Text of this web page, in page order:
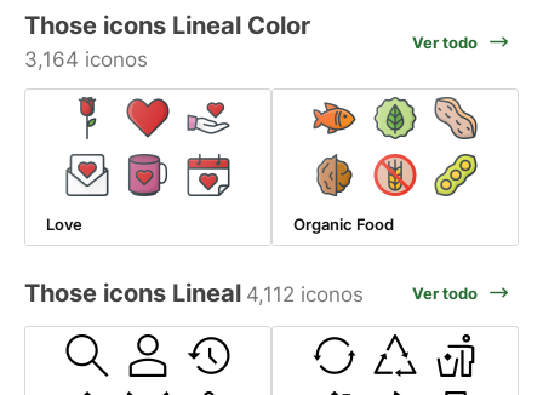
Those icons Lineal Color
3,164 iconos
Ver todo
Love Organic Food
Those icons Lineal 4,112 iconos Ver todo